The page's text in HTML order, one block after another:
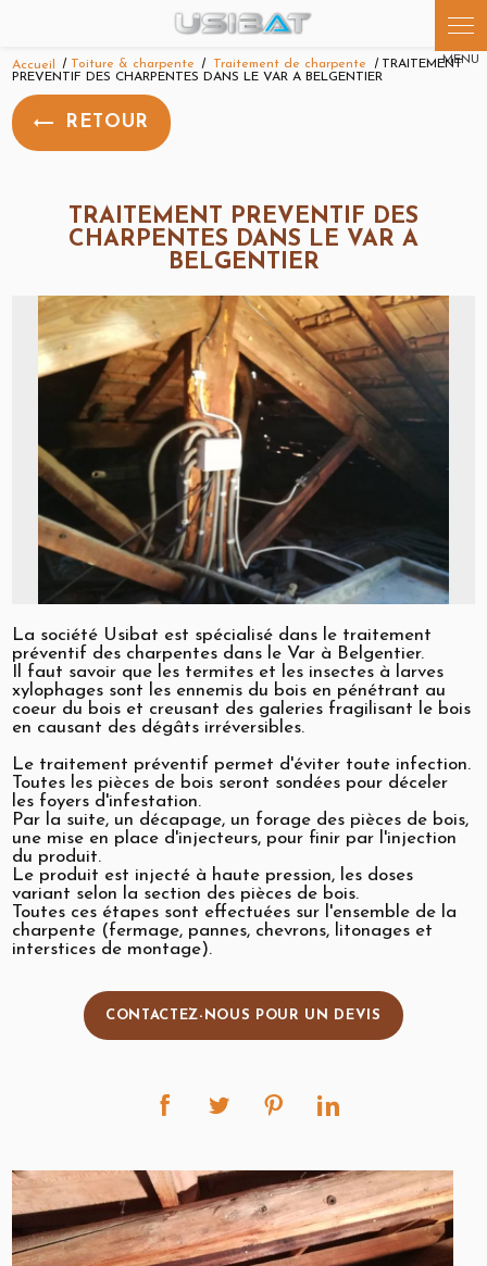
Accueil Toiture & charpente Traitement de charpente
TRAITEMENT
PREVENTIF DES CHARPENTES DANS LE VAR A BELGENTIER
RETOUR
TRAITEMENT PREVENTIF DES
CHARPENTES DANS LE VAR A
BELGENTIER
La société Usibat est spécialisé dans le traitement
préventif des charpentes dans le Var à Belgentier.
Il faut savoir que les termites et les insectes à larves
xylophages sont les ennemis du bois en pénétrant au
coeur du bois et creusant des galeries fragilisant le bois
en causant des dégâts irréversibles.
Le traitement préventif permet d'éviter toute infection.
Toutes les pièces de bois seront sondées pour déceler
les foyers d'infestation.
Par la suite, un décapage, un forage des pièces de bois,
une mise en place d'injecteurs, pour finir par l'injection
du produit.
Le produit est injecté à haute pression, les doses
variant selon la section des pièces de bois.
Toutes ces étapes sont effectuées sur l'ensemble de la
charpente (fermage, pannes, chevrons, litonages et
interstices de montage).
CONTACTEZ-NOUS POUR UN DEVIS
Panneau de gestion des cookies